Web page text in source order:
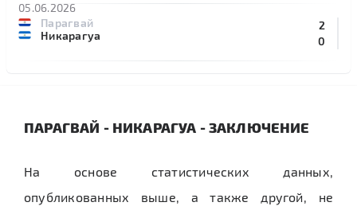
05.06.2026
Парагвай
2
0
Никарагуа
ПАРАГВАЙ - НИКАРАГУА - ЗАКЛЮЧЕНИЕ
На основе статистических данных,
опубликованных выше, а также другой, не